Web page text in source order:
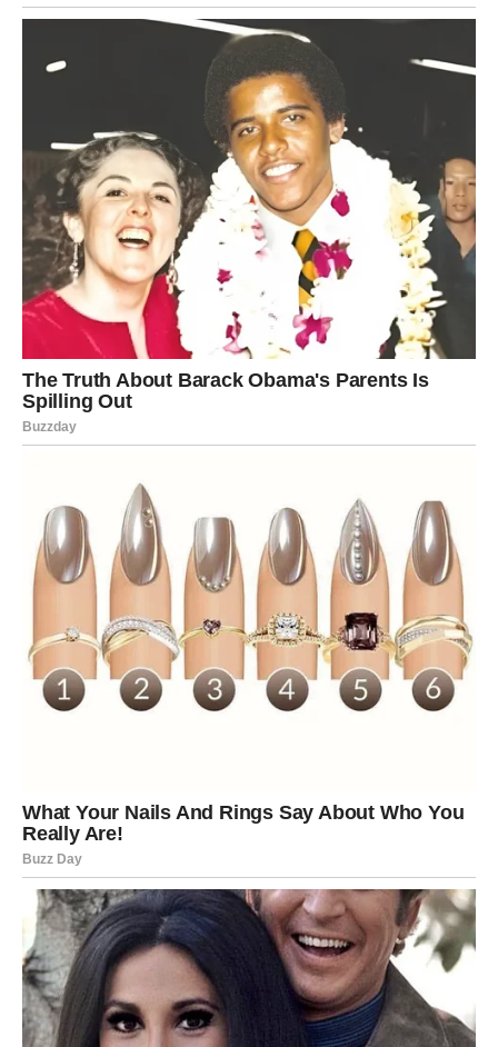
Vaga je znak balansa, ali sada mora naučiti da ne traži
savršenu ravnotežu već – pravi korak. I baš taj korak, u
narednih 24 sata, može promeniti ceo njen životni
JARAC – Veliki preokret i
neočekivani poziv
Za Jarca, narednih 24 sata nose ogromnu dozu energije i
promena. Poslednjih meseci oseća se umorno,
iscrpljeno, ali i kao da sve što je gradio nema pravi efekat.
Međutim, upravo sada sudbina preokreće tok događaja.
Vrlo je moguće da će Jarac dobiti poziv ili vest koja menja
sve. To može biti ponuda za posao, prilika za saradnju,
strpljenje.
Emotivno, mnogi Jarčevi će doživeti trenutak jasnoće.
Možda će shvatiti da više ne mogu da se drže prošlosti, ili
će neko iznenada ući u njihov život i probuditi emocije za
koje su mislili da su davno nestale. Ovaj susret ima
duboku karmičku notu – kao da se duše ponovo
pronalaze.